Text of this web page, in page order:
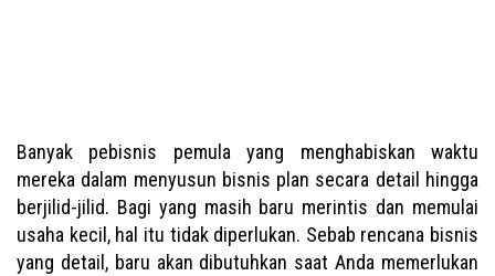
Banyak pebisnis pemula yang menghabiskan waktu
mereka dalam menyusun bisnis plan secara detail hingga
berjilid-jilid. Bagi yang masih baru merintis dan memulai
usaha kecil, hal itu tidak diperlukan. Sebab rencana bisnis
yang detail, baru akan dibutuhkan saat Anda memerlukan